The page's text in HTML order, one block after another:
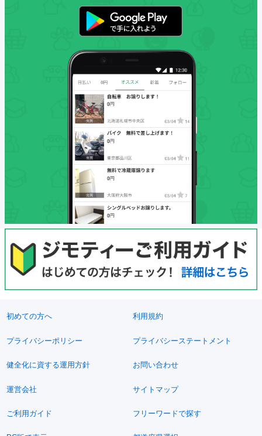
初めての方へ 利用規約
プライバシーポリシー プライバシーステートメント
健全化に資する運用方針 お問い合わせ
運営会社 サイトマップ
ご利用ガイド フリーワードで探す